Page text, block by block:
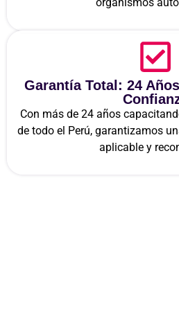
organismos
Garantía Total: 24
Con más de 24 años
de todo el Perú, garantizamos
aplicable y